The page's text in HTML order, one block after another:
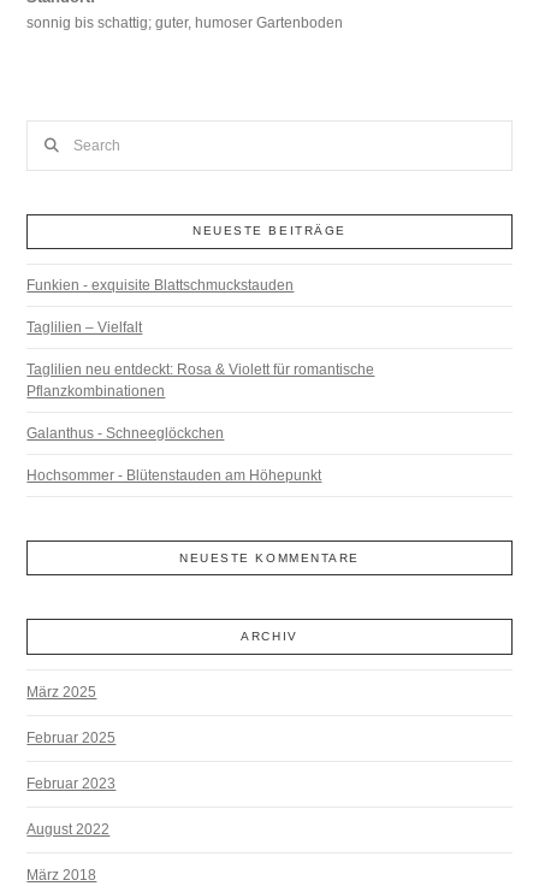
sonnig bis schattig; guter, humoser Gartenboden
NEUESTE BEITRÄGE
Funkien - exquisite Blattschmuckstauden
Taglilien – Vielfalt
Taglilien neu entdeckt: Rosa & Violett für romantische
Pflanzkombinationen
Galanthus - Schneeglöckchen
Hochsommer - Blütenstauden am Höhepunkt
NEUESTE KOMMENTARE
ARCHIV
März 2025
Februar 2025
Februar 2023
August 2022
März 2018